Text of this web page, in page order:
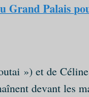
Grand Palais
») et de
devant les